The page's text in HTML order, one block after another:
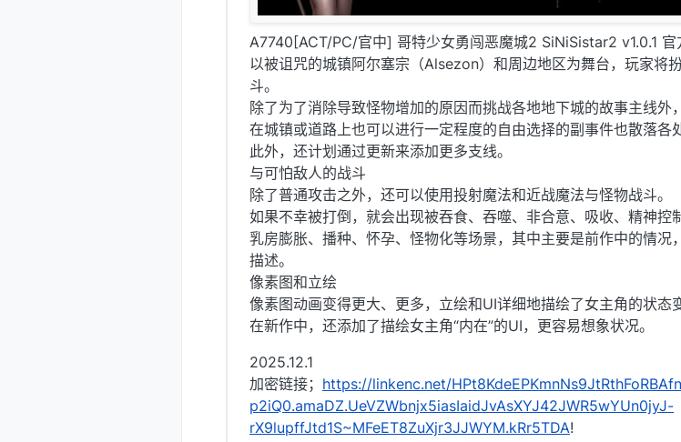
A7740[ACT/PC/官中] 哥特少女勇闯恶魔城2 SiNiSistar2 v1.0.1
以被诅咒的城镇阿尔塞宗（Alsezon）和周边地区为舞台，玩家将
斗。
除了为了消除导致怪物增加的原因而挑战各地地下城的故事主线外，
在城镇或道路上也可以进行一定程度的自由选择的副事件也散落各处
此外，还计划通过更新来添加更多支线。
与可怕敌人的战斗
除了普通攻击之外，还可以使用投射魔法和近战魔法与怪物战斗。
如果不幸被打倒，就会出现被吞食、吞噬、非合意、吸收、精神控制
乳房膨胀、播种、怀孕、怪物化等场景，其中主要是前作中的情况
描述。
像素图和立绘
像素图动画变得更大、更多，立绘和UI详细地描绘了女主角的状态
在新作中，还添加了描绘女主角“内在”的UI，更容易想象状况。
2025.12.1
加密链接； https://linkenc.net/
p2iQ0.amaDZ.UeVZWbnjx5iasIaidJvAsXYJ42JWR5wYUn0jyJ-
rX9lupffJtd1S~MFeET8ZuXjr3JJWYM.kRr5TDA!